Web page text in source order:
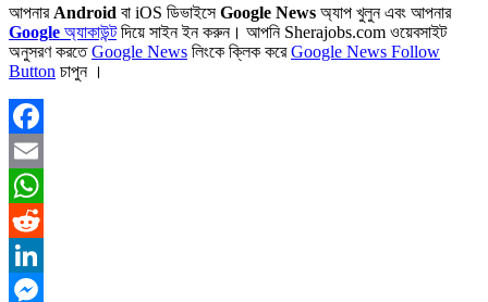
আপনার Android বা iOS ডিভাইসেGoogle News অ্যাপ খুলুন এবং আপনার
Google অ্যাকাউন্টদিয়ে সাইন ইন করুন। আপনি Sherajobs.com ওয়েবসাইট
অনুসরণ করতেGoogle News লিংকে ক্লিক করেGoogle News Follow
Button চাপুন ।
Facebook
Email
WhatsApp
Reddit
LinkedIn